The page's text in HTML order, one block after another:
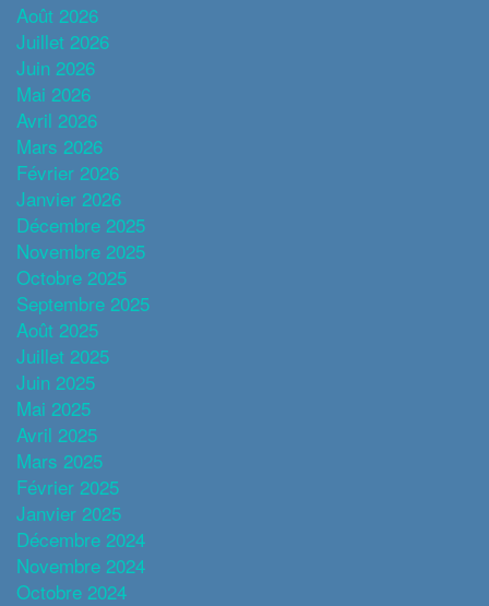
Août 2026
Juillet 2026
Juin 2026
Mai 2026
Avril 2026
Mars 2026
Février 2026
Janvier 2026
Décembre 2025
Novembre 2025
Octobre 2025
Septembre 2025
Août 2025
Juillet 2025
Juin 2025
Mai 2025
Avril 2025
Mars 2025
Février 2025
Janvier 2025
Décembre 2024
Novembre 2024
Octobre 2024